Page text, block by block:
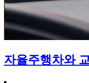
자율주행차와